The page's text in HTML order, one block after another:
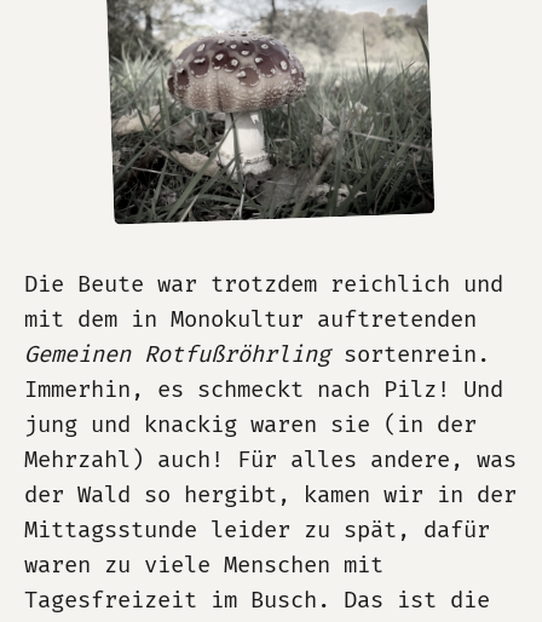
Die Beute war trotzdem reichlich und
mit dem in Monokultur auftretenden
Gemeinen Rotfußröhrlingsortenrein.
Immerhin, es schmeckt nach Pilz! Und
jung und knackig waren sie (in der
Mehrzahl) auch! Für alles andere, was
der Wald so hergibt, kamen wir in der
Mittagsstunde leider zu spät, dafür
waren zu viele Menschen mit
Tagesfreizeit im Busch. Das ist die